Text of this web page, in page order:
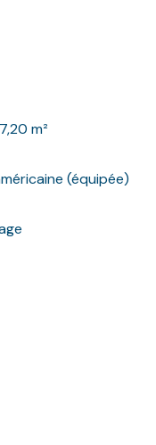
à la constitution
usage standard :
m²
(équipée)